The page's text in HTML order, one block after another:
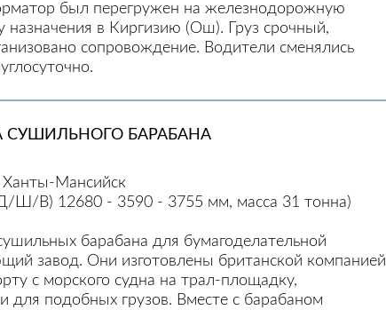
был перегружен на железнодорожную
в Киргизию (Ош). Груз срочный,
сопровождение. Водители сменялись
СУШИЛЬНОГО БАРАБАНА
Ханты-Мансийск
Ш/В) 12680 - 3590 - 3755 мм, масса 31 тонна)
барабана для бумагоделательной
завод. Они изготовлены британской компанией
с морского судна на трал-площадку,
подобных грузов. Вместе с барабаном